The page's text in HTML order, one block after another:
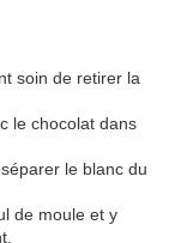
soin de retirer la
le chocolat dans
le blanc du
de moule et y